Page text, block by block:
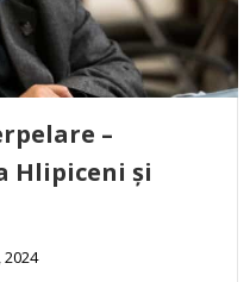
–
Hlipiceni și
2024